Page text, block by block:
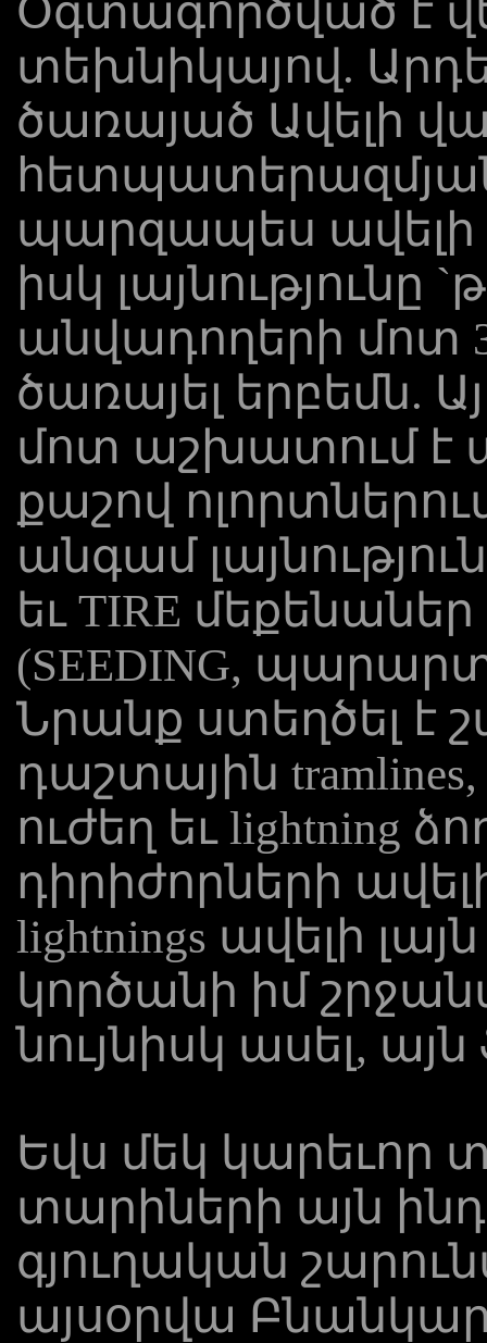
Օգտագործված է
տեխնիկայով.
ծառայած Ավելի
հետպատերազմյան
պարզապես
իսկ լայնությունը
անվադողերի մոտ
ծառայել երբեմն.
մոտ աշխատում է
քաշով
անգամ
եւ TIRE
(SEEDING,
Նրանք ստեղծել է
դաշտային
ուժեղ եւ lightning
դիրիժորների
lightnings ավելի
կործանի իմ
նույնիսկ ասել,
Եվս մեկ կարեւոր
տարիների այն
գյուղական
այսօրվա